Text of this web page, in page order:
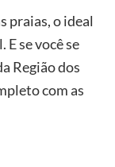
praias, o ideal
E se você se
Região dos
com as